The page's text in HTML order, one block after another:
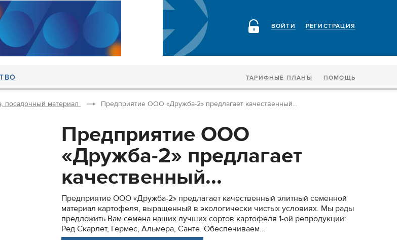
РЕГИСТРАЦИЯ
ВОЙТИ
ТАРИФНЫЕ ПЛАНЫ ПОМОЩЬ
посадочный материал Предприятие ООО «Дружба-2» предлагает качественный...
Предприятие ООО
«Дружба-2» предлагает
качественный...
Предприятие ООО «Дружба-2» предлагает качественный элитный семенной
материал картофеля, выращенный в экологически чистых условиях. Мы рады
предложить Вам семена наших лучших сортов картофеля 1-ой репродукции:
Ред Скарлет, Гермес, Альмера, Санте. Обеспечиваем...